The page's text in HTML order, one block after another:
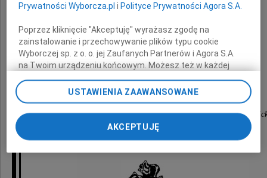
z powodu śmierci
Ojca
składają
Rektor, Senat, pracownicy i społeczność
Politechniki Białostockiej
Prywatności Wyborcza.pl i Polityce Prywatności Agora S.A.
Poprzez kliknięcie "Akceptuję" wyrażasz zgodę na
zainstalowanie i przechowywanie plików typu cookie
Wyborczej sp. z o. o. jej Zaufanych Partnerów i Agora S.A.
na Twoim urządzeniu końcowym. Możesz też w każdej
ponownie wywołując narzędzie do zarządzania Twoimi
preferencjami dot. przetwarzania danych poprzez
odnośnik „Ustawienia prywatności” w stopce serwisu i
przechodząc do sekcji „Ustawienia zaawansowane”.
Zmiana ustawień plików cookie możliwa jest także za
My, nasi Zaufani Partnerzy i Agora S.A. możemy
USTAWIENIA ZAAWANSOWANE
AKCEPTUJĘ